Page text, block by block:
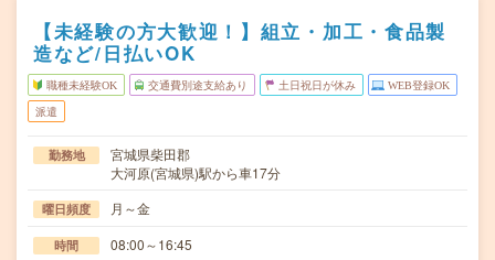
【未経験の方大歓迎！】組立・加工・食品製
造など/日払いOK
職種未経験OK 交通費別途支給あり 土日祝日が休み WEB登録OK
派遣
勤務地
宮城県柴田郡
大河原(宮城県)駅から車17分
曜日頻度 月～金
時間 08:00～16:45